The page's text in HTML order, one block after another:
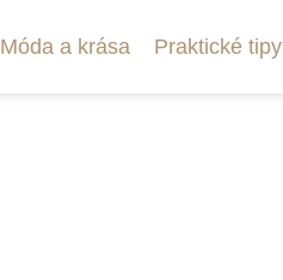
Móda a krása Praktické tipy